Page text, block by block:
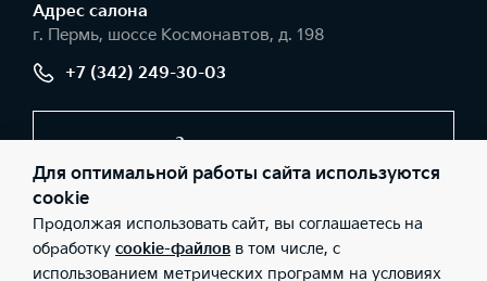
Адрес салонa
г. Пермь, шоссе Космонавтов, д. 198
+7 (342) 249-30-03
Заказать звонок
© 2026 Юридические лица ООО «Вега-моторс» (Фактический
адрес: г. Пермь, шоссе Космонавтов, д. 198; Телефон: +7 (342)
249-30-03; ИНН: 5902879460; ОГРН: 1115902006505), ООО «Киа
Россия и СНГ» (Фактический адрес: г.Москва, Валовая 26;
Для оптимальной работы сайта используются
cookie
Продолжая использовать сайт, вы соглашаетесь на
обработку cookie-файлов в том числе, с
использованием метрических программ на условиях